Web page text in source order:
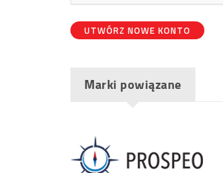
UTWÓRZ NOWE KONTO
Marki powiązane